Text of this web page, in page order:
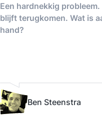
ze lijken
Een hardnekkig probleem.
blijft terugkomen. Wat is
hand?
Ben Steenstra